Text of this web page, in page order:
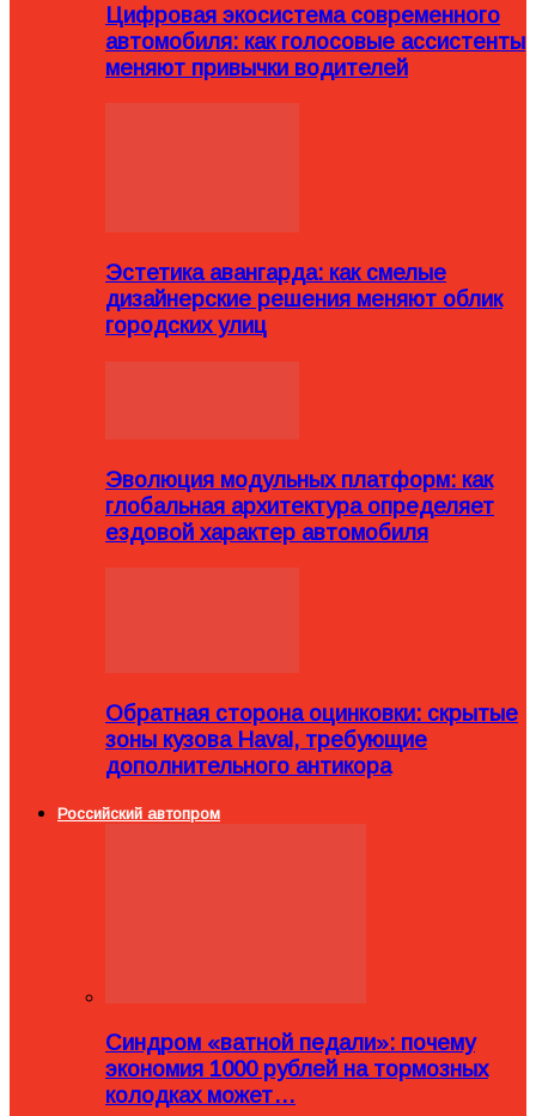
Цифровая экосистема современного
автомобиля: как голосовые ассистенты
меняют привычки водителей
Эстетика авангарда: как смелые
дизайнерские решения меняют облик
городских улиц
Эволюция модульных платформ: как
глобальная архитектура определяет
ездовой характер автомобиля
Обратная сторона оцинковки: скрытые
зоны кузова Haval, требующие
дополнительного антикора
Российский автопром
Синдром «ватной педали»: почему
экономия 1000 рублей на тормозных
колодках может…